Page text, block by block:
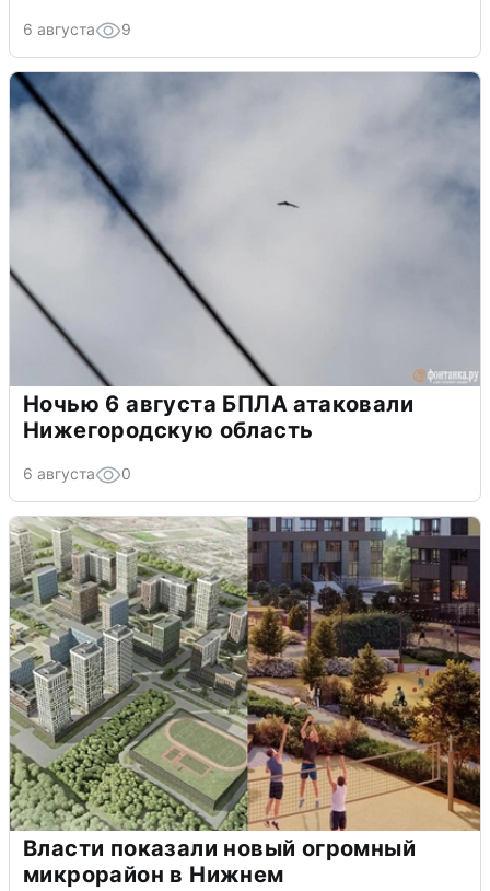
6 августа 9
Ночью 6 августа БПЛА атаковали
Нижегородскую область
6 августа 0
Власти показали новый огромный
микрорайон в Нижнем